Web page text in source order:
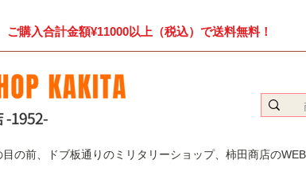
ご購入合計金額¥11000以上（税込）で送料無料！
の前、ドブ板通りのミリタリーショップ、柿田商店のWEB